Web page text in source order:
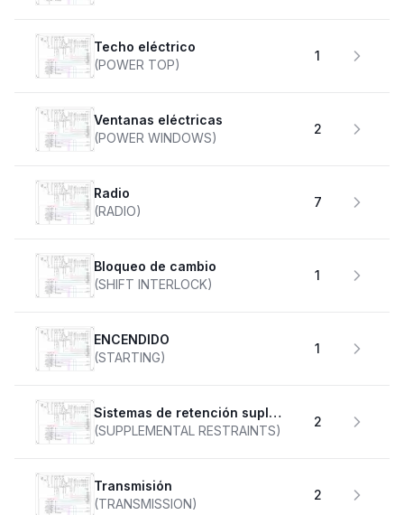
Techo eléctrico
(POWER TOP)
1
Ventanas eléctricas
(POWER WINDOWS)
2
Radio
(RADIO)
7
Bloqueo de cambio
(SHIFT INTERLOCK)
1
ENCENDIDO
(STARTING)
1
Sistemas de retención suplementarios
(SUPPLEMENTAL RESTRAINTS)
2
transmisión
(TRANSMISSION)
2